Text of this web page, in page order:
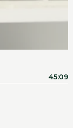
45:09